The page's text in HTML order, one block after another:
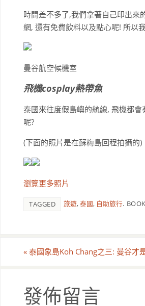
時間差不多了,我們拿著自己印出來
網, 還有免費飲料以及點心呢! 所以
曼谷航空候機室
飛機cosplay熱帶魚
泰國來往度假島嶼的航線, 飛機都
呢?
(下面的照片是在蘇梅島回程拍攝的)
瀏覽更多照片
TAGGED 旅遊,泰國, 自助旅行.
« 泰國象島Koh Chang之三: 曼谷才
發佈留言